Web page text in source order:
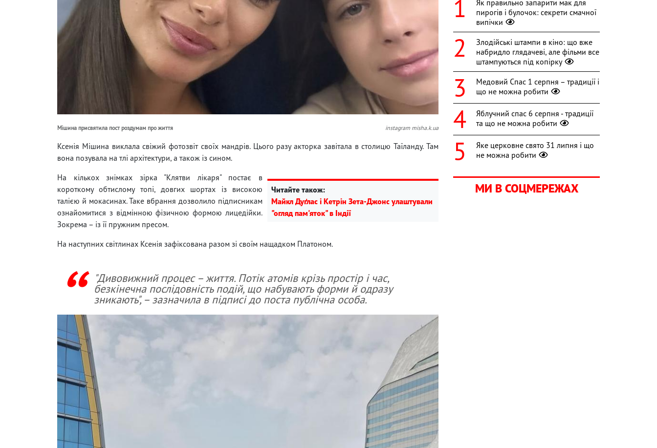
Мішина присвятила пост роздумам про життя instagram misha.k.ua
Ксенія Мішина виклала свіжий фотозвіт своїх мандрів. Цього разу акторка завітала в столицю Таїланду. Там
вона позувала на тлі архітектури, а також із сином.
Читайте також:
Майкл Дуґлас і Кетрін Зета-Джонс улаштували
"огляд пам'яток" в Індії
На кількох знімках зірка "Клятви лікаря" постає в
короткому обтислому топі, довгих шортах із високою
талією й мокасинах. Таке вбрання дозволило підписникам
ознайомитися з відмінною фізичною формою лицедійки.
Зокрема – із її пружним пресом.
На наступних світлинах Ксенія зафіксована разом зі своїм нащадком Платоном.
"Дивовижний процес – життя. Потік атомів крізь простір і час,
безкінечна послідовність подій, що набувають форми й одразу
зникають", – зазначила в підписі до поста публічна особа.
Як правильно запарити мак для
пирогів і булочок: секрети смачної
випічки
Злодійські штампи в кіно: що вже
набридло глядачеві, але фільми все
штампуються під копірку
Медовий Спас 1 серпня – традиції і
що не можна робити
Яблучний спас 6 серпня - традиції
та що не можна робити
Яке церковне свято 31 липня і що
не можна робити
МИ В СОЦМЕРЕЖАХ